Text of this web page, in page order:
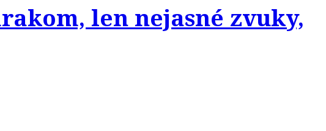
len nejasné zvuky,